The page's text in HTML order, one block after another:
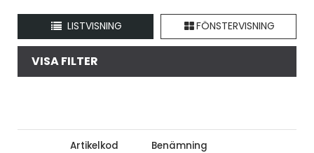
LISTVISNING FÖNSTERVISNING
VISA FILTER
Artikelkod Benämning